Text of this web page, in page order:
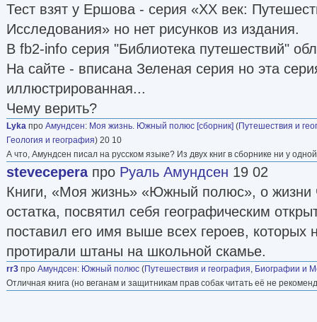
Тест взят у Ершова - серия «XX век:
Исследования» но нет рисунков из издания.
В fb2-info серия "Библиотека путешествий"
На сайте - вписана Зеленая серия но эта
иллюстрированная...
Чему верить?
Lyka про Амундсен: Моя жизнь. Южный полюс [сборник] (Путешествия и
Геология и география) 20 10
А что, Амундсен писал на русском языке? Из двух книг в сборнике ни у
steveceperaпро Руаль Амундсен 19 02
Книги, «Моя жизнь» «Южный полюс», о жизни
остатка, посвятил себя географическим
поставил его имя выше всех героев,
протирали штаны на школьной скамье.
rr3 про Амундсен: Южный полюс (Путешествия и география, Биографии и
Отличная книга (но веганам и защитникам прав собак читать её не